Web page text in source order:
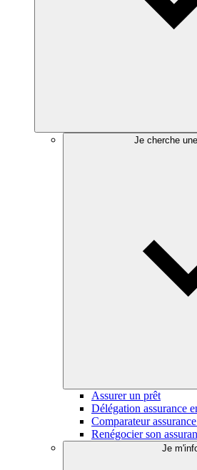
Je cherche
Assurer un prêt
Délégation assurance
Comparateur
Renégocier son
Je